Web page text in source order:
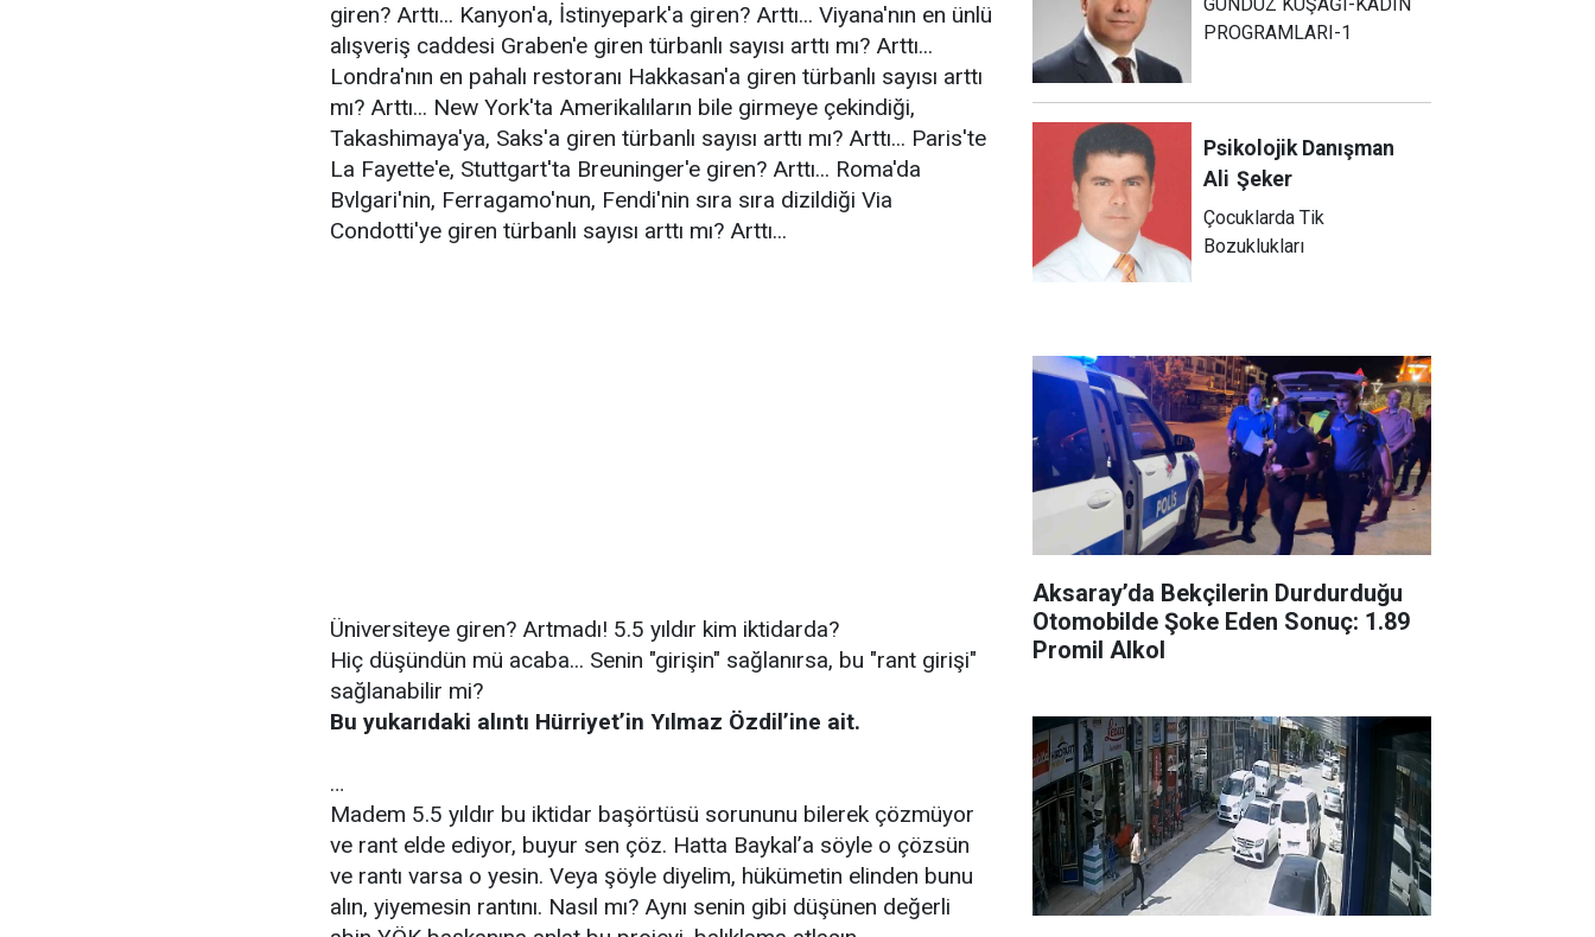
giren? Arttı... Kanyon'a, İstinyepark'a giren? Arttı... Viyana'nın en ünlü
alışveriş caddesi Graben'e giren türbanlı sayısı arttı mı? Arttı...
Londra'nın en pahalı restoranı Hakkasan'a giren türbanlı sayısı arttı
mı? Arttı... New York'ta Amerikalıların bile girmeye çekindiği,
Takashimaya'ya, Saks'a giren türbanlı sayısı arttı mı? Arttı... Paris'te
La Fayette'e, Stuttgart'ta Breuninger'e giren? Arttı... Roma'da
Bvlgari'nin, Ferragamo'nun, Fendi'nin sıra sıra dizildiği Via
Condotti'ye giren türbanlı sayısı arttı mı? Arttı...
Üniversiteye giren? Artmadı! 5.5 yıldır kim iktidarda?
Hiç düşündün mü acaba... Senin "girişin" sağlanırsa, bu "rant girişi"
sağlanabilir mi?
Bu yukarıdaki alıntı Hürriyet’in Yılmaz Özdil’ine ait.
…
Madem 5.5 yıldır bu iktidar başörtüsü sorununu bilerek çözmüyor
ve rant elde ediyor, buyur sen çöz. Hatta Baykal’a söyle o çözsün
ve rantı varsa o yesin. Veya şöyle diyelim, hükümetin elinden bunu
alın, yiyemesin rantını. Nasıl mı? Aynı senin gibi düşünen değerli
PROGRAMLARI-1
Psikolojik Danışman
Ali Şeker
Çocuklarda Tik
Bozuklukları
Aksaray’da Bekçilerin Durdurduğu
Otomobilde Şoke Eden Sonuç: 1.89
Promil Alkol